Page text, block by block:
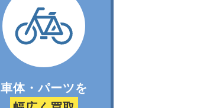
車体・パーツを